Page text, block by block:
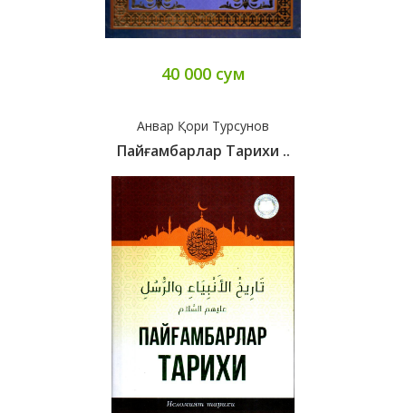
40 000 сум
Анвар Қори Турсунов
Пайғамбарлар Тарихи ..